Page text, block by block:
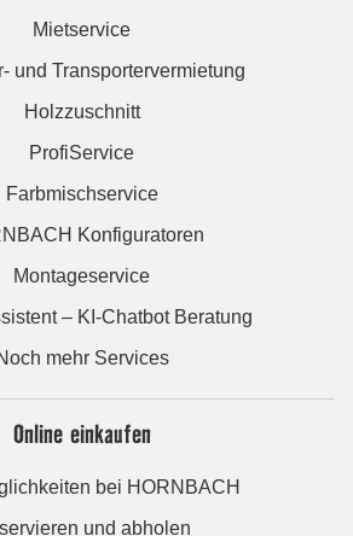
Mietservice
und Transportervermietung
Holzzuschnitt
ProfiService
Farbmischservice
Konfiguratoren
Montageservice
– KI-Chatbot Beratung
mehr Services
Online einkaufen
bei HORNBACH
und abholen